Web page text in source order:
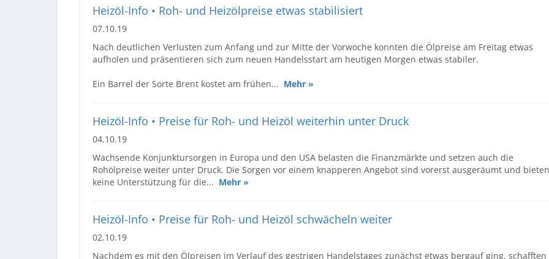
Heizöl-Info • Roh- und Heizölpreise etwas stabilisiert
07.10.19
Nach deutlichen Verlusten zum Anfang und zur Mitte der Vorwoche konnten die Ölpreise am Freitag etwas
aufholen und präsentieren sich zum neuen Handelsstart am heutigen Morgen etwas stabiler.
Ein Barrel der Sorte Brent kostet am frühen... Mehr »
Heizöl-Info • Preise für Roh- und Heizöl weiterhin unter Druck
04.10.19
Wachsende Konjunktursorgen in Europa und den USA belasten die Finanzmärkte und setzen auch die
Rohölpreise weiter unter Druck. Die Sorgen vor einem knapperen Angebot sind vorerst ausgeräumt und bieten
keine Unterstützung für die... Mehr »
Heizöl-Info • Preise für Roh- und Heizöl schwächeln weiter
02.10.19
Nachdem es mit den Ölpreisen im Verlauf des gestrigen Handelstages zunächst etwas bergauf ging, schafften